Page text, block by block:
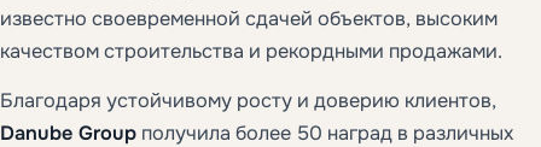
известно своевременной сдачей объектов, высоким
качеством строительства и рекордными продажами.
Благодаря устойчивому росту и доверию клиентов,
Danube Group получила более 50 наград в различных